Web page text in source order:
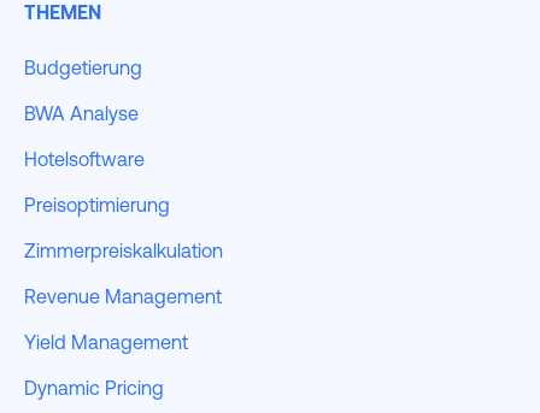
THEMEN
Budgetierung
BWA Analyse
Hotelsoftware
Preisoptimierung
Zimmerpreiskalkulation
Revenue Management
Yield Management
Dynamic Pricing